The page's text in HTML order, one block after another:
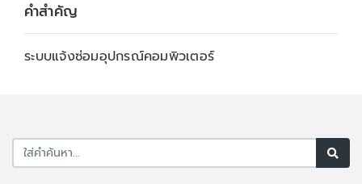
คำสำคัญ
ระบบแจ้งซ่อมอุปกรณ์คอมพิวเตอร์